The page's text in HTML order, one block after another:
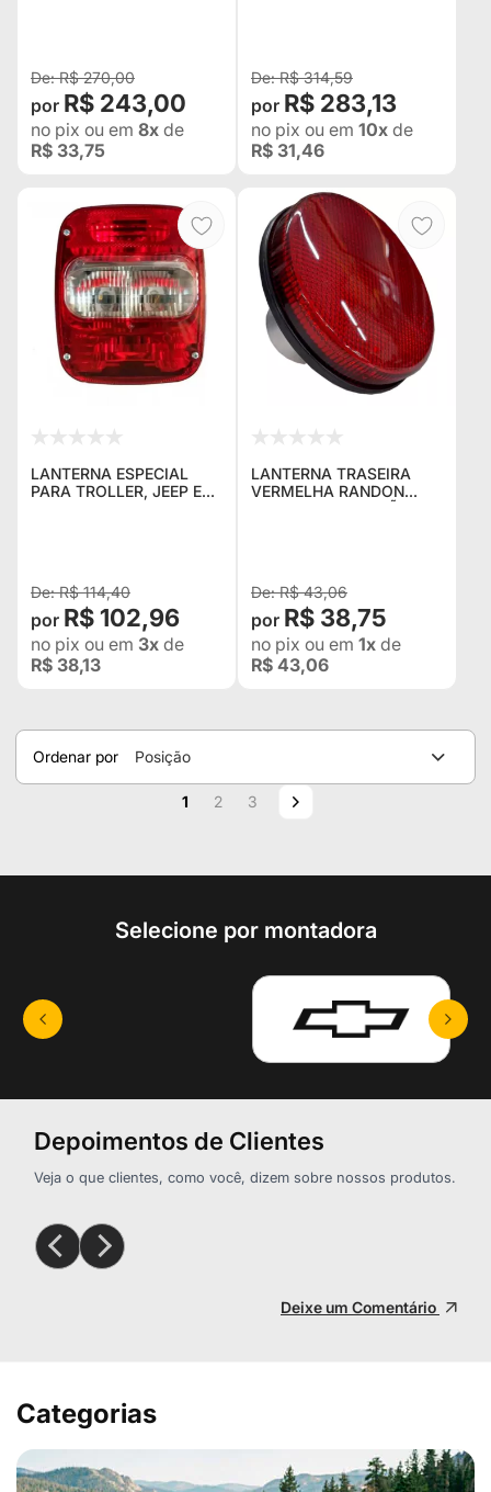
R$ 270,00
R$ 243,00
no pix ou em 8x de
R$ 33,75
R$ 314,59
R$ 283,13
no pix ou em 10x de
R$ 31,46
LANTERNA ESPECIAL
PARA TROLLER, JEEP E
R$ 114,40
R$ 102,96
no pix ou em 3x de
R$ 38,13
LANTERNA TRASEIRA
VERMELHA RANDON
12CM P/ ADAPTAÇÃO EM
R$ 43,06
R$ 38,75
no pix ou em 1x de
R$ 43,06
Ordenar por
Posição
Página
Você esta lendo a pagina
1 Página
2 Página
3 Página
Próximo
Selecione por montadora
Depoimentos de Clientes
Veja o que clientes, como você, dizem sobre nossos produtos.
Deixe um Comentário
Categorias